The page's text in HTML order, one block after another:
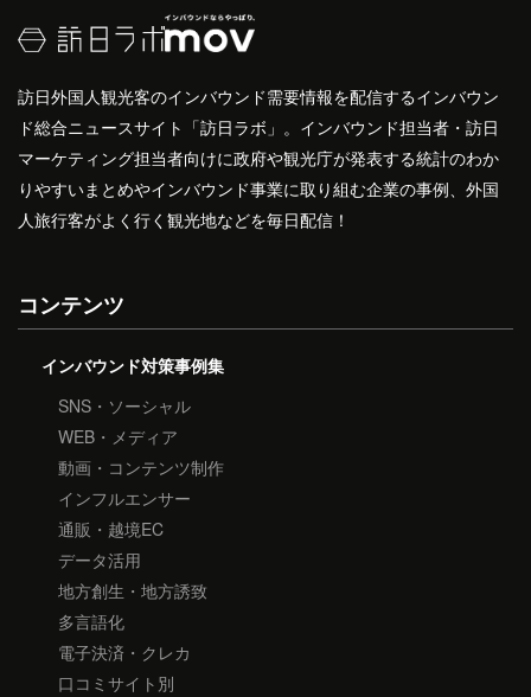
訪日外国人観光客のインバウンド需要情報を配信するインバウン
ド総合ニュースサイト「訪日ラボ」。インバウンド担当者・訪日
マーケティング担当者向けに政府や観光庁が発表する統計のわか
りやすいまとめやインバウンド事業に取り組む企業の事例、外国
人旅行客がよく行く観光地などを毎日配信！
コンテンツ
インバウンド対策事例集
SNS・ソーシャル
WEB・メディア
動画・コンテンツ制作
インフルエンサー
通販・越境EC
データ活用
地方創生・地方誘致
多言語化
電子決済・クレカ
口コミサイト別